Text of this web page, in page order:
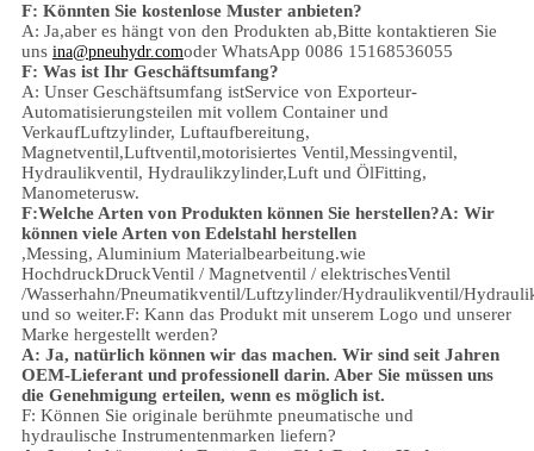
F: Könnten Sie kostenlose Muster anbieten?
A: Ja,aber es hängt von den Produkten ab,Bitte kontaktieren Sie
uns ina@pneuhydr.comoder WhatsApp 0086 15168536055
F: Was ist Ihr Geschäftsumfang?
A: Unser Geschäftsumfang istService von Exporteur-
Automatisierungsteilen mit vollem Container und
VerkaufLuftzylinder, Luftaufbereitung,
Magnetventil,Luftventil,motorisiertes Ventil,Messingventil,
Hydraulikventil, Hydraulikzylinder,Luft und ÖlFitting,
Manometerusw.
F:Welche Arten von Produkten können Sie herstellen?A: Wir
können viele Arten von Edelstahl herstellen
,Messing, Aluminium Materialbearbeitung.wie
HochdruckDruckVentil / Magnetventil / elektrischesVentil
/Wasserhahn/Pneumatikventil/Luftzylinder/Hydraulikventil/
und so weiter.F: Kann das Produkt mit unserem Logo und unserer
Marke hergestellt werden?
A: Ja, natürlich können wir das machen. Wir sind seit Jahren
OEM-Lieferant und professionell darin. Aber Sie müssen uns
die Genehmigung erteilen, wenn es möglich ist.
F: Können Sie originale berühmte pneumatische und
hydraulische Instrumentenmarken liefern?